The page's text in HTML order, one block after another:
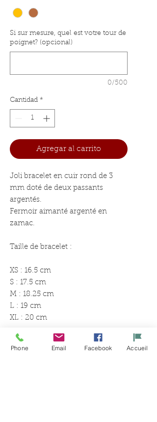
Si sur mesure, quel est votre tour de
poignet? (opcional)
0/500
Cantidad *
Agregar al carrito
Joli bracelet en cuir rond de 3
mm doté de deux passants
argentés.
Fermoir aimanté argenté en
zamac.
Taille de bracelet :
XS : 16.5 cm
S : 17.5 cm
M : 18.25 cm
L : 19 cm
XL : 20 cm
Phone Email Facebook Accueil